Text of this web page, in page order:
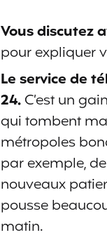
Vous discutez
pour expliquer
Le service de
24.C’est un
qui tombent
métropoles
par exemple,
nouveaux
pousse
matin.